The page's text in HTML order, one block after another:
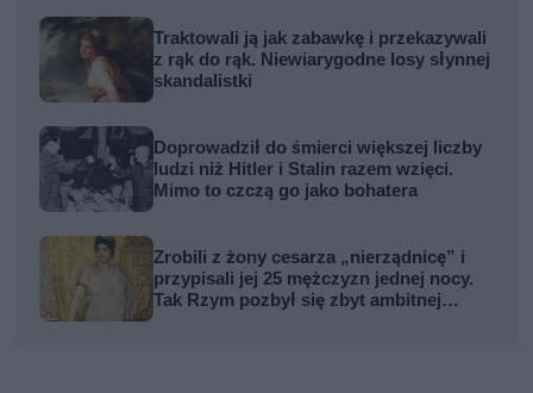
Traktowali ją jak zabawkę i przekazywali
z rąk do rąk. Niewiarygodne losy słynnej
skandalistki
Doprowadził do śmierci większej liczby
ludzi niż Hitler i Stalin razem wzięci.
Mimo to czczą go jako bohatera
Zrobili z żony cesarza „nierządnicę” i
przypisali jej 25 mężczyzn jednej nocy.
Tak Rzym pozbył się zbyt ambitnej